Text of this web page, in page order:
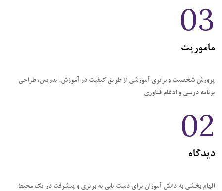
03
ماموریت
پرورش شخصیت و برتری آموزشی از طریق کیفیت در آموزش، تدریس، طراحی
برنامه درسی و ادغام فناوری
02
دیدگاه
الهام بخشی به دانش آموزان برای دست یابی به برتری و پیشرفت در یک محیط